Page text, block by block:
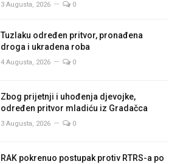
3 Augusta, 2026 0
Tuzlaku određen pritvor, pronađena
droga i ukradena roba
4 Augusta, 2026 0
Zbog prijetnji i uhođenja djevojke,
određen pritvor mladiću iz Gradačca
3 Augusta, 2026 0
RAK pokrenuo postupak protiv RTRS-a po